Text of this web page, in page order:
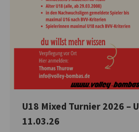
U18 Mixed Turnier 2026 –
11.03.26